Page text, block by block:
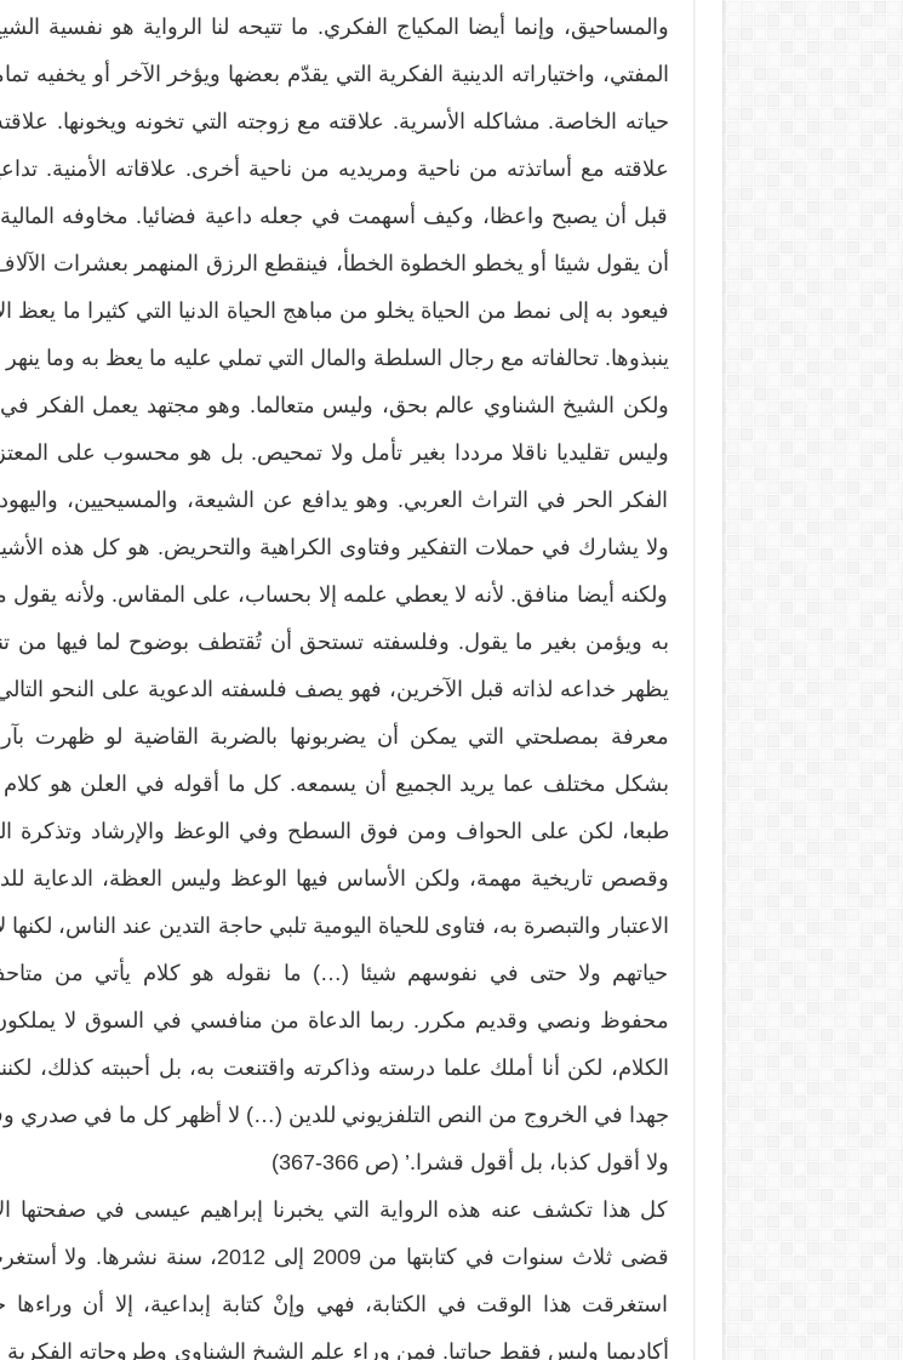
والمساحيق، وإنما أيضا المكياج الفكري. ما تتيحه لنا الرواية هو نفسية
المفتي، واختياراته الدينية الفكرية التي يقدّم بعضها ويؤخر الآخر أو يخفيه
حياته الخاصة. مشاكله الأسرية. علاقته مع زوجته التي تخونه ويخونها.
علاقته مع أساتذته من ناحية ومريديه من ناحية أخرى. علاقاته الأمنية.
قبل أن يصبح واعظا، وكيف أسهمت في جعله داعية فضائيا. مخاوفه
أن يقول شيئا أو يخطو الخطوة الخطأ، فينقطع الرزق المنهمر بعشرات الآلاف
فيعود به إلى نمط من الحياة يخلو من مباهج الحياة الدنيا التي كثيرا ما يعظ
ينبذوها. تحالفاته مع رجال السلطة والمال التي تملي عليه ما يعظ به وما
ولكن الشيخ الشناوي عالم بحق، وليس متعالما. وهو مجتهد يعمل الفكر
وليس تقليديا ناقلا مرددا بغير تأمل ولا تمحيص. بل هو محسوب على
الفكر الحر في التراث العربي. وهو يدافع عن الشيعة، والمسيحيين،
ولا يشارك في حملات التفكير وفتاوى الكراهية والتحريض. هو كل هذه
ولكنه أيضا منافق. لأنه لا يعطي علمه إلا بحساب، على المقاس. ولأنه يقول
به ويؤمن بغير ما يقول. وفلسفته تستحق أن تُقتطف بوضوح لما فيها من
يظهر خداعه لذاته قبل الآخرين، فهو يصف فلسفته الدعوية على النحو التالي:
معرفة بمصلحتي التي يمكن أن يضربونها بالضربة القاضية لو ظهرت
بشكل مختلف عما يريد الجميع أن يسمعه. كل ما أقوله في العلن هو
طبعا، لكن على الحواف ومن فوق السطح وفي الوعظ والإرشاد وتذكرة
وقصص تاريخية مهمة، ولكن الأساس فيها الوعظ وليس العظة، الدعاية
الاعتبار والتبصرة به، فتاوى للحياة اليومية تلبي حاجة التدين عند الناس، لكنها
حياتهم ولا حتى في نفوسهم شيئا (…) ما نقوله هو كلام يأتي من
محفوظ ونصي وقديم مكرر. ربما الدعاة من منافسي في السوق لا يملكون
الكلام، لكن أنا أملك علما درسته وذاكرته واقتنعت به، بل أحببته كذلك،
جهدا في الخروج من النص التلفزيوني للدين (…) لا أظهر كل ما في صدري
ولا أقول كذبا، بل أقول قشرا.’ (ص 366-367)
كل هذا تكشف عنه هذه الرواية التي يخبرنا إبراهيم عيسى في صفحتها
قضى ثلاث سنوات في كتابتها من 2009 إلى 2012، سنة
استغرقت هذا الوقت في الكتابة، فهي وإنْ كتابة إبداعية، إلا أن وراءها
أكاديميا وليس فقط حياتيا. فمن وراء علم الشيخ الشناوي وطروحاته الفكرية